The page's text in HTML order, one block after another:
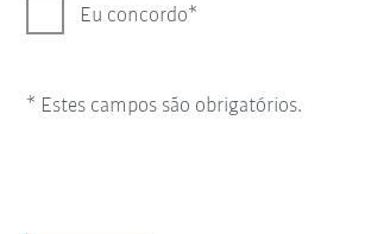
Eu concordo
* Estes campos são obrigatórios.